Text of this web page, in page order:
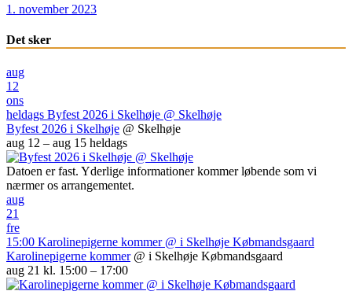
1. november 2023
Det sker
aug
12
ons
heldags Byfest 2026 i Skelhøje @ Skelhøje
Byfest 2026 i Skelhøje @ Skelhøje
aug 12 – aug 15 heldags
Datoen er fast. Yderlige informationer kommer løbende som vi
nærmer os arrangementet.
aug
21
fre
15:00 Karolinepigerne kommer @ i Skelhøje Købmandsgaard
Karolinepigerne kommer @ i Skelhøje Købmandsgaard
aug 21 kl. 15:00 – 17:00